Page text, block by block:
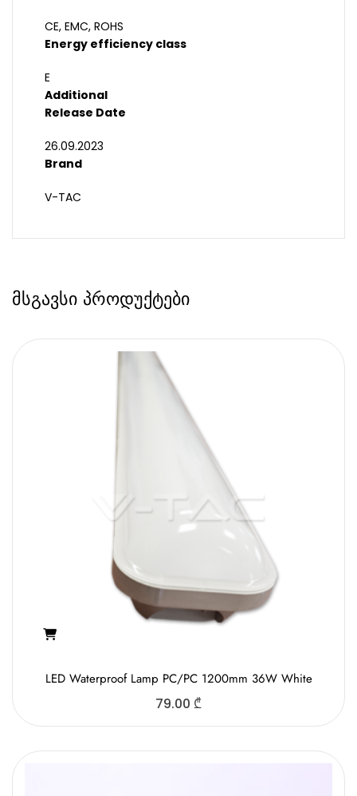
CE, EMC, ROHS
Energy efficiency class
E
Additional
Release Date
26.09.2023
Brand
V-TAC
მსგავსი პროდუქტები
LED Waterproof Lamp PC/PC 1200mm 36W White
79.00 ₾